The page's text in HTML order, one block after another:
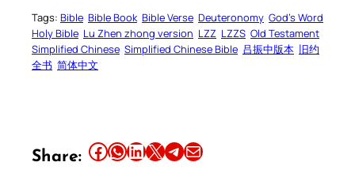
Tags: Bible Bible Book Bible Verse Deuteronomy God’s Word
Holy Bible Lu Zhen zhong version LZZ LZZS Old Testament
Simplified Chinese Simplified Chinese Bible 吕振中版本 旧约
全书 简体中文
Share: Share this article on Facebook Share this article on WhatsApp Share this article on LinkedIn Share this article on X Share this article on TelegramEmail this Article